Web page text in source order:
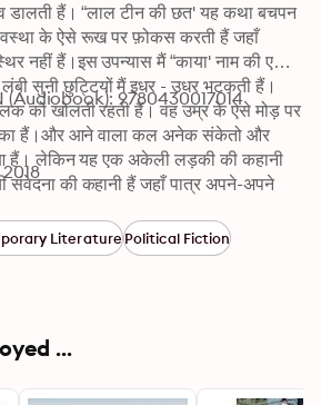
डालती हैं। “लाल टीन की छत' यह कथा बचपन
के ऐसे रूख पर फ़ोकस करती हैं जहाँ
नहीं हैं।इस उपन्यास मैं “काया' नाम की एक
सुनी छुट्टियों मैं इधर - उधर भटकती हैं।
को खोलती रहती हैं। वह उम्र के ऐसे मोड़ पर
हैं।और आने वाला कल अनेक संकेतो और
हैं। लेकिन यह एक अकेली लड़की की कहानी
संवेदना की कहानी हैं जहाँ पात्र अपने-अपने
रहते हैं। (C) 2018 Vani Prakashan
9780430017014
LiteraturePolitical Fiction
...